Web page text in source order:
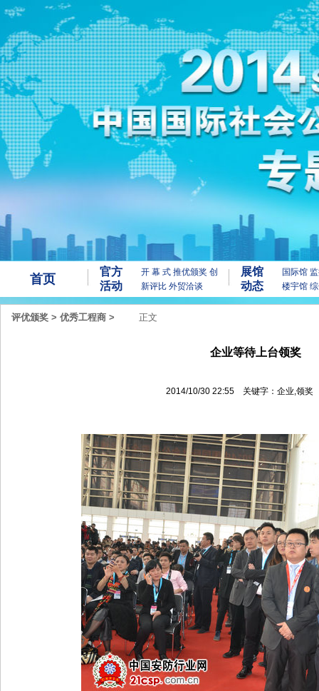
首页
官方
活动
开 幕 式 推优颁奖 创
新评比 外贸洽谈
展馆
动态
国际馆
楼宇馆
评优颁奖 > 优秀工程商 > 正文
企业等待上台领奖
2014/10/30 22:55 关键字：企业,领